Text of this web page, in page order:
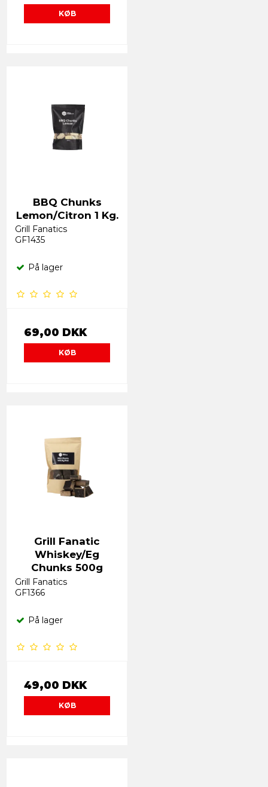
KØB
BBQ Chunks
Lemon/Citron 1 Kg.
Grill Fanatics
GF1435
På lager
69,00 DKK
KØB
Grill Fanatic
Whiskey/Eg
Chunks 500g
Grill Fanatics
GF1366
På lager
49,00 DKK
KØB